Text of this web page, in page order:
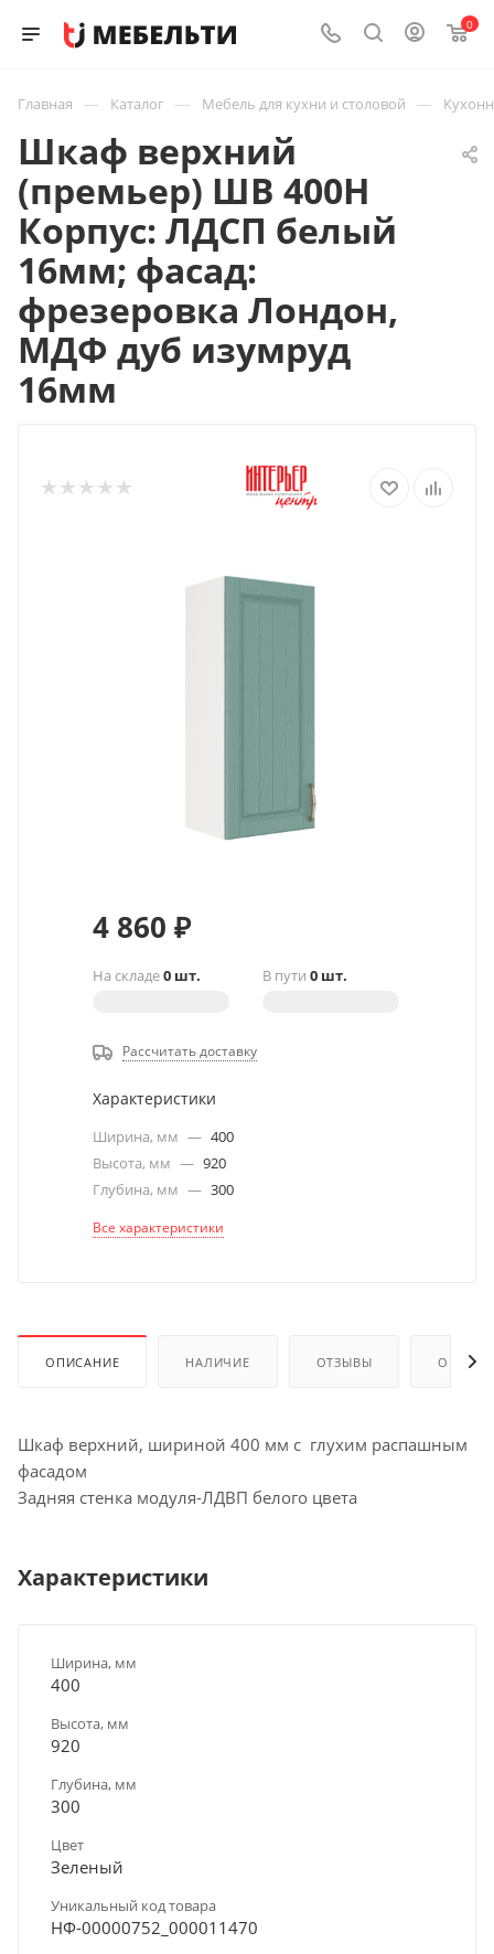
0
Главная — Каталог — Мебель для кухни и столовой —
Шкаф верхний
(премьер) ШВ 400Н
Корпус: ЛДСП белый
16мм; фасад:
фрезеровка Лондон,
МДФ дуб изумруд
16мм
4 860 ₽
На складе0 шт. В пути 0 шт.
Рассчитать доставку
Характеристики
Ширина, мм — 400
Высота, мм — 920
Глубина, мм — 300
Все характеристики
ОПИСАНИЕ НАЛИЧИЕ ОТЗЫВЫ ОПЛАТА
Шкаф верхний, шириной 400 мм с глухим распашным
фасадом
Задняя стенка модуля-ЛДВП белого цвета
Характеристики
Ширина, мм
400
Высота, мм
920
Глубина, мм
300
Цвет
Зеленый
Уникальный код товара
НФ-00000752_000011470